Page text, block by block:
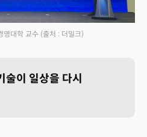
영대학 교수 (출처 : 더밀크)
이 일상을 다시